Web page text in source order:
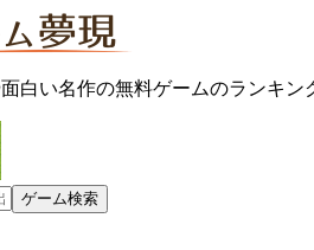
白い名作の無料ゲームのランキン